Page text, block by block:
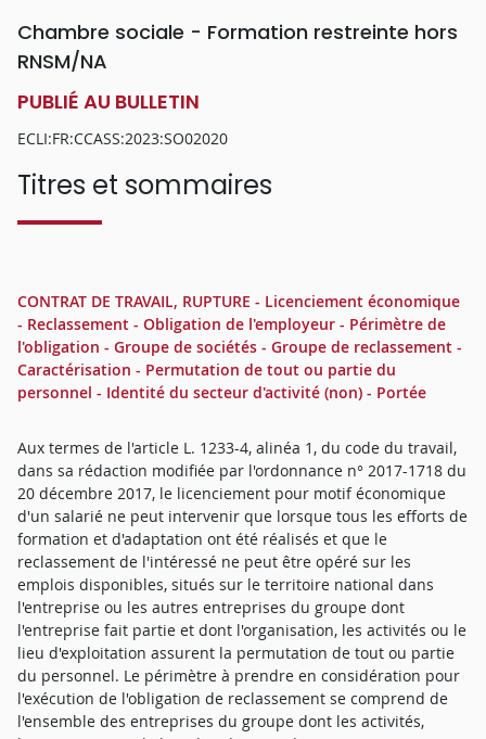
Chambre sociale - Formation restreinte hors
RNSM/NA
PUBLIÉ AU BULLETIN
ECLI:FR:CCASS:2023:SO02020
Titres et sommaires
CONTRAT DE TRAVAIL, RUPTURE - Licenciement économique
- Reclassement - Obligation de l'employeur - Périmètre de
l'obligation - Groupe de sociétés - Groupe de reclassement -
Caractérisation - Permutation de tout ou partie du
personnel - Identité du secteur d'activité (non) - Portée
Aux termes de l'article L. 1233-4, alinéa 1, du code du travail,
dans sa rédaction modifiée par l'ordonnance n° 2017-1718 du
20 décembre 2017, le licenciement pour motif économique
d'un salarié ne peut intervenir que lorsque tous les efforts de
formation et d'adaptation ont été réalisés et que le
reclassement de l'intéressé ne peut être opéré sur les
emplois disponibles, situés sur le territoire national dans
l'entreprise ou les autres entreprises du groupe dont
l'entreprise fait partie et dont l'organisation, les activités ou le
lieu d'exploitation assurent la permutation de tout ou partie
du personnel. Le périmètre à prendre en considération pour
l'exécution de l'obligation de reclassement se comprend de
l'ensemble des entreprises du groupe dont les activités,